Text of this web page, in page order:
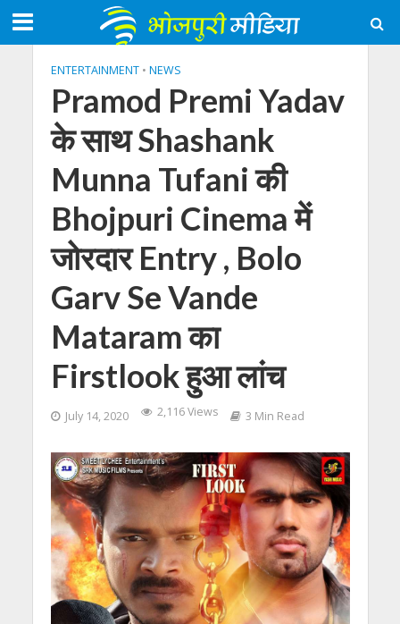
ENTERTAINMENT • NEWS
Pramod Premi Yadav
के साथ Shashank
Munna Tufani की
Bhojpuri Cinema में
जोरदार Entry , Bolo
Garv Se Vande
Mataram का
Firstlook हुआ लांच
July 14, 2020 2,116 Views 3 Min Read